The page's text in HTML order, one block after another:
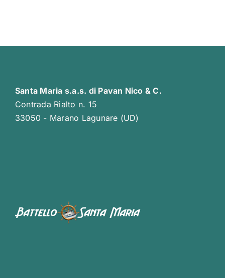
Santa Maria s.a.s. di Pavan Nico & C.
Contrada Rialto n. 15
33050 - Marano Lagunare (UD)